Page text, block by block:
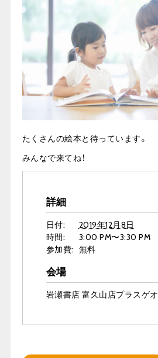
たくさんの絵本と待っています。
みんなで来てね！
詳細
日付:
2019年12月8日
時間:
3:00 PM〜3:30 PM
参加費: 無料
会場
岩瀬書店 富久山店プラスゲオ